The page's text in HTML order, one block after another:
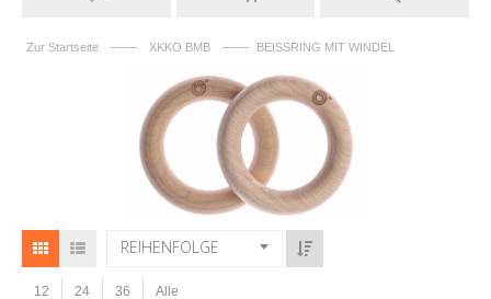
Zur Startseite —— XKKO BMB —— BEISSRING MIT WINDEL
REIHENFOLGE
12 24 36 Alle